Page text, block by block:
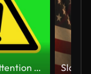
Warning attention yellow hazard message street sign 4k green screen caution animation